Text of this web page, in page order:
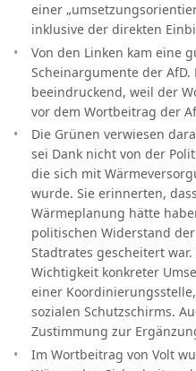
einer
inklusive der direkten
Von den Linken kam eine
Scheinargumente der
beeindruckend, weil der
vor dem Wortbeitrag der
Die Grünen verwiesen
sei Dank nicht von der
die sich mit
wurde. Sie erinnerten,
Wärmeplanung hätte
politischen Widerstand
Stadtrates gescheitert
Wichtigkeit konkreter
einer
sozialen Schutzschirms.
Zustimmung zur
Im Wortbeitrag von Volt